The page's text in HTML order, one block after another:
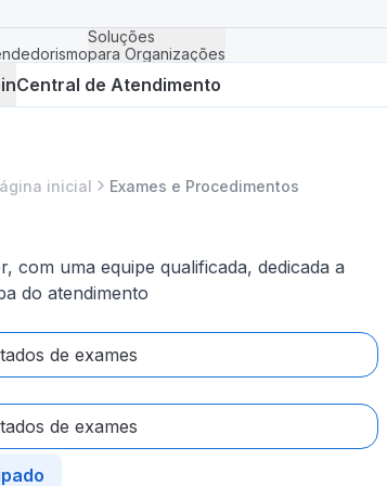
Soluções
para Organizações
Central de Atendimento
inicial Exames e Procedimentos
com uma equipe qualificada, dedicada a
do atendimento
de exames
de exames